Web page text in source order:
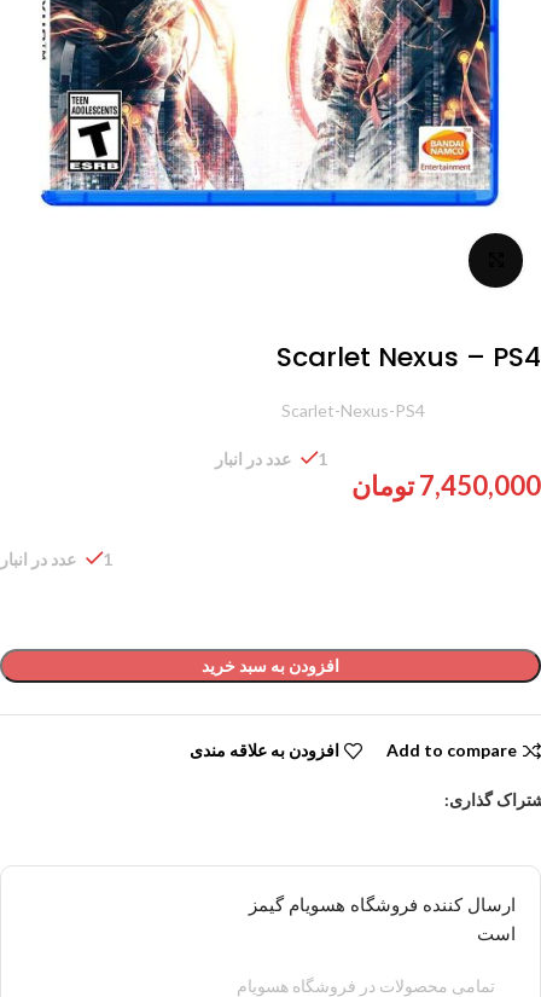
برای بزرگنمایی کلیک کنید
Scarlet Nexus – PS4
Scarlet-Nexus-PS4
7,450,000تومان
1 عدد در انبار
1 عدد در انبار
افزودن به سبد خرید
Add to compare افزودن به علاقه مندی
گذاری:
ارسال کننده فروشگاه هسویام گیمز
است
تمامی محصولات در فروشگاه هسویام